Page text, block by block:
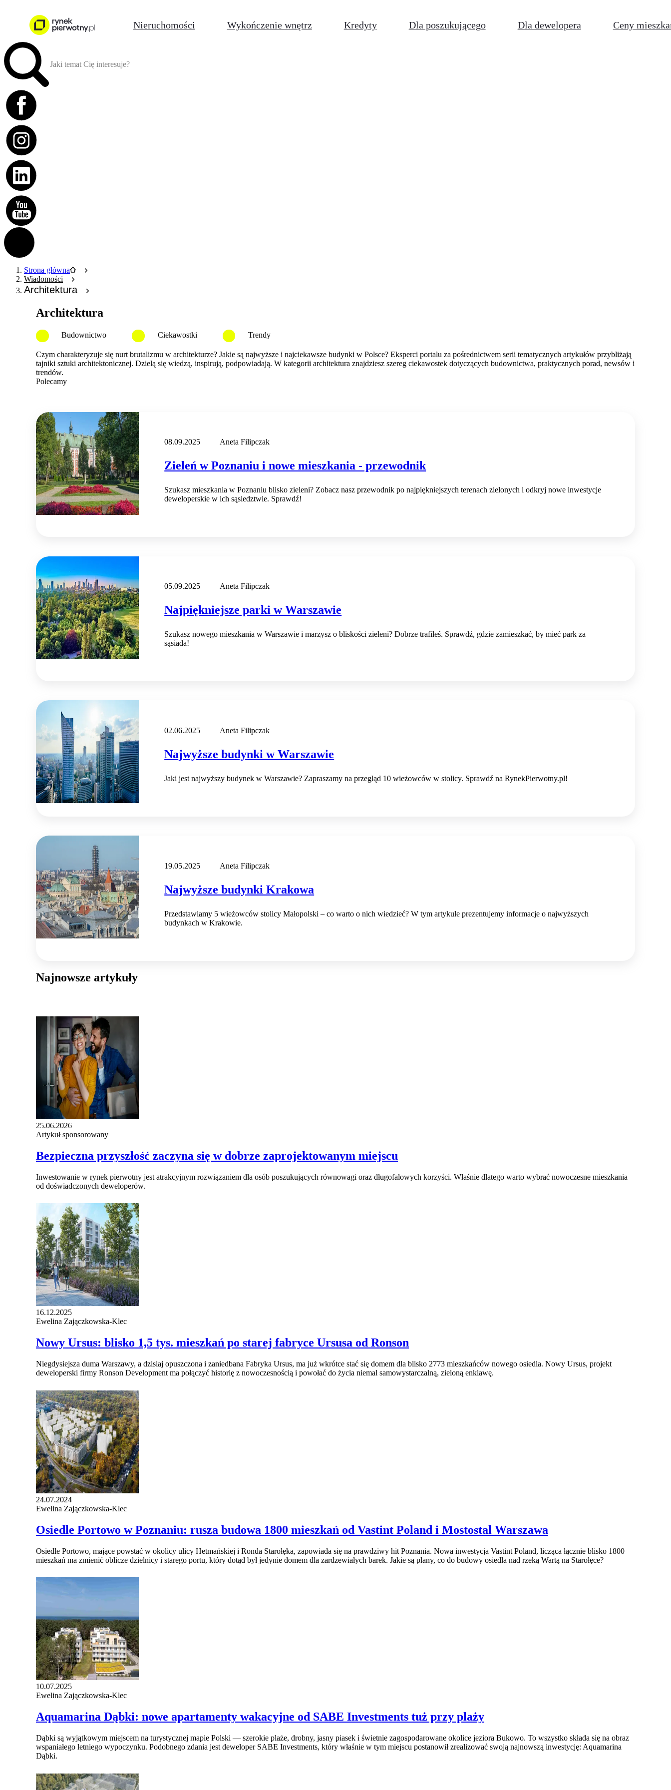
Nieruchomości Wykończenie wnętrz Kredyty Dla poszukującego Dla dewelopera Ceny
Jaki temat Cię interesuje?
Strona główna
Wiadomości
Architektura
Architektura
Budownictwo Ciekawostki Trendy
Czym charakteryzuje się nurt brutalizmu w architekturze? Jakie są najwyższe i najciekawsze budynki w Polsce? Eksperci portalu za pośrednictwem serii tematycznych artykułów przybliżają
tajniki sztuki architektonicznej. Dzielą się wiedzą, inspirują, podpowiadają. W kategorii architektura znajdziesz szereg ciekawostek dotyczących budownictwa, praktycznych porad, newsów i
trendów.
Polecamy
08.09.2025 Aneta Filipczak
Zieleń w Poznaniu i nowe mieszkania - przewodnik
Szukasz mieszkania w Poznaniu blisko zieleni? Zobacz nasz przewodnik po najpiękniejszych terenach zielonych i odkryj nowe inwestycje
deweloperskie w ich sąsiedztwie. Sprawdź!
05.09.2025 Aneta Filipczak
Najpiękniejsze parki w Warszawie
Szukasz nowego mieszkania w Warszawie i marzysz o bliskości zieleni? Dobrze trafiłeś. Sprawdź, gdzie zamieszkać, by mieć park za
sąsiada!
02.06.2025 Aneta Filipczak
Najwyższe budynki w Warszawie
Jaki jest najwyższy budynek w Warszawie? Zapraszamy na przegląd 10 wieżowców w stolicy. Sprawdź na RynekPierwotny.pl!
19.05.2025 Aneta Filipczak
Najwyższe budynki Krakowa
Przedstawiamy 5 wieżowców stolicy Małopolski – co warto o nich wiedzieć? W tym artykule prezentujemy informacje o najwyższych
budynkach w Krakowie.
Najnowsze artykuły
25.06.2026
Artykuł sponsorowany
​Bezpieczna przyszłość zaczyna się w dobrze zaprojektowanym miejscu
Inwestowanie w rynek pierwotny jest atrakcyjnym rozwiązaniem dla osób poszukujących równowagi oraz długofalowych korzyści. Właśnie dlatego warto wybrać nowoczesne mieszkania
od doświadczonych deweloperów.
16.12.2025
Ewelina Zajączkowska-Klec
Nowy Ursus: blisko 1,5 tys. mieszkań po starej fabryce Ursusa od Ronson
Niegdysiejsza duma Warszawy, a dzisiaj opuszczona i zaniedbana Fabryka Ursus, ma już wkrótce stać się domem dla blisko 2773 mieszkańców nowego osiedla. Nowy Ursus, projekt
deweloperski firmy Ronson Development ma połączyć historię z nowoczesnością i powołać do życia niemal samowystarczalną, zieloną enklawę.
24.07.2024
Ewelina Zajączkowska-Klec
Osiedle Portowo w Poznaniu: rusza budowa 1800 mieszkań od Vastint Poland i Mostostal Warszawa
Osiedle Portowo, mające powstać w okolicy ulicy Hetmańskiej i Ronda Starołęka, zapowiada się na prawdziwy hit Poznania. Nowa inwestycja Vastint Poland, licząca łącznie blisko 1800
mieszkań ma zmienić oblicze dzielnicy i starego portu, który dotąd był jedynie domem dla zardzewiałych barek. Jakie są plany, co do budowy osiedla nad rzeką Wartą na Starołęce?
10.07.2025
Ewelina Zajączkowska-Klec
Aquamarina Dąbki: nowe apartamenty wakacyjne od SABE Investments tuż przy plaży
Dąbki są wyjątkowym miejscem na turystycznej mapie Polski — szerokie plaże, drobny, jasny piasek i świetnie zagospodarowane okolice jeziora Bukowo. To wszystko składa się na obraz
wspaniałego letniego wypoczynku. Podobnego zdania jest deweloper SABE Investments, który właśnie w tym miejscu postanowił zrealizować swoją najnowszą inwestycję: Aquamarina
Dąbki.